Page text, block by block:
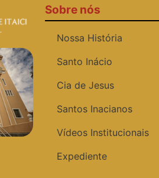
Sobre nós
Nossa História
Santo Inácio
Cia de Jesus
Santos Inacianos
Vídeos Institucionais
Expediente